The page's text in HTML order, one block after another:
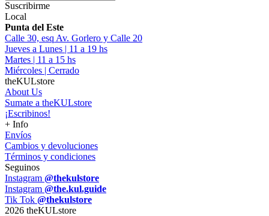
Suscribirme
Local
Punta del Este
Calle 30, esq Av. Gorlero y Calle 20
Jueves a Lunes | 11 a 19 hs
Martes | 11 a 15 hs
Miércoles | Cerrado
theKULstore
About Us
Sumate a theKULstore
¡Escribinos!
+ Info
Envíos
Cambios y devoluciones
Términos y condiciones
Seguinos
Instagram @thekulstore
Instagram @the.kul.guide
Tik Tok @thekulstore
2026 theKULstore